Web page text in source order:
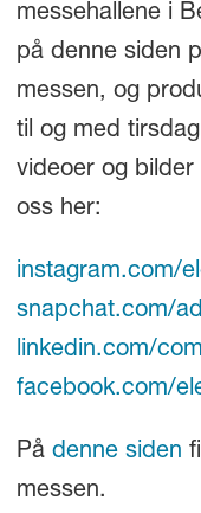
messehallene i
på denne siden
messen, og
til og med
videoer og
oss her:
instagram.com/
snapchat.com/
linkedin.com/
facebook.com/
På denne siden
messen.